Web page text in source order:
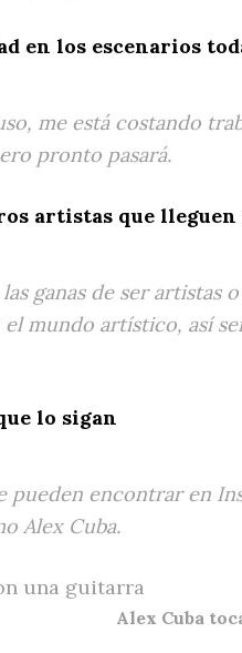
en los escenarios
me está costando
pronto pasará.
artistas que
ganas de ser
mundo artístico, así
lo sigan
pueden encontrar en
Alex Cuba.
Alex Cuba